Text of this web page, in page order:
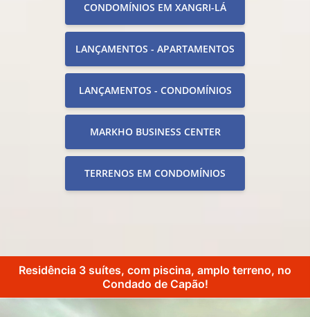
CONDOMÍNIOS EM XANGRI-LÁ
LANÇAMENTOS - APARTAMENTOS
LANÇAMENTOS - CONDOMÍNIOS
MARKHO BUSINESS CENTER
TERRENOS EM CONDOMÍNIOS
Residência 3 suítes, com piscina, amplo terreno, no
Condado de Capão!